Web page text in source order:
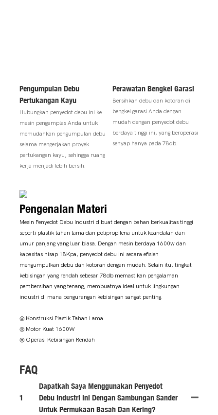
Pengumpulan Debu
Pertukangan Kayu
Hubungkan penyedot debu ini ke
mesin pengamplas Anda untuk
memudahkan pengumpulan debu
selama mengerjakan proyek
pertukangan kayu, sehingga ruang
kerja menjadi lebih bersih.
Perawatan Bengkel Garasi
Bersihkan debu dan kotoran di
bengkel garasi Anda dengan
mudah dengan penyedot debu
berdaya tinggi ini, yang beroperasi
senyap hanya pada 78db.
Pengenalan Materi
Mesin Penyedot Debu Industri dibuat dengan bahan berkualitas tinggi
seperti plastik tahan lama dan polipropilena untuk keandalan dan
umur panjang yang luar biasa. Dengan mesin berdaya 1600w dan
kapasitas hisap 18Kpa, penyedot debu ini secara efisien
mengumpulkan debu dan kotoran dengan mudah. Selain itu, tingkat
kebisingan yang rendah sebesar 78db memastikan pengalaman
pembersihan yang tenang, membuatnya ideal untuk lingkungan
industri di mana pengurangan kebisingan sangat penting.
◎ Konstruksi Plastik Tahan Lama
◎ Motor Kuat 1600W
◎ Operasi Kebisingan Rendah
FAQ
1
Dapatkah Saya Menggunakan Penyedot
Debu Industri Ini Dengan Sambungan Sander
Untuk Permukaan Basah Dan Kering?